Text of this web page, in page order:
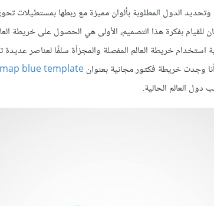
الدول المطلوبة بألوان مميزة مع ربطها بمستطيلات
للقيام بفكرة هذا التصميم، الأولى هي الحصول على خريطة
استخدام خريطة العالم المفصلة والمجزأة سلفًا لعناصر
وجدت خريطة فكتور مجانية بعنوانblue template
العالم الحالية.